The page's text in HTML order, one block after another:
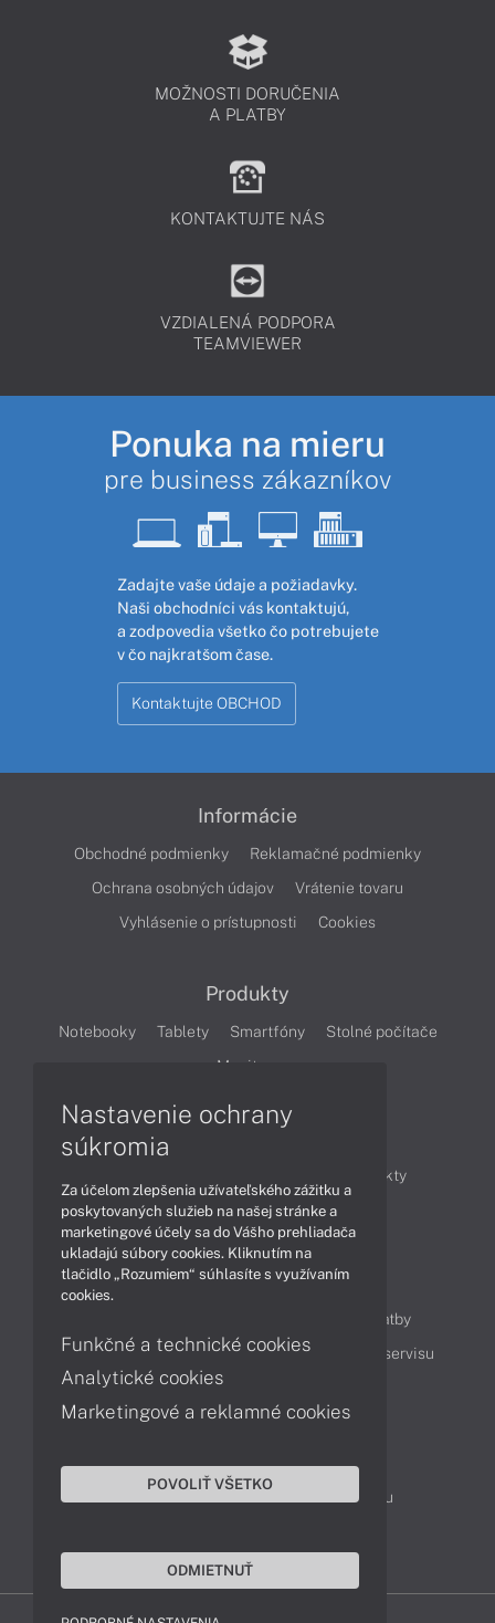
MOŽNOSTI DORUČENIA
A PLATBY
KONTAKTUJTE NÁS
VZDIALENÁ PODPORA
TEAMVIEWER
Ponuka na mieru
pre business zákazníkov
Zadajte vaše údaje a požiadavky.
Naši obchodníci vás kontaktujú,
a zodpovedia všetko čo potrebujete
v čo najkratšom čase.
Kontaktujte OBCHOD
Informácie
Obchodné podmienky
Reklamačné podmienky
Ochrana osobných údajov
Vrátenie tovaru
Vyhlásenie o prístupnosti
Cookies
Produkty
Notebooky Tablety Smartfóny
Stolné počítače
Monitory
Produkty
Technológie
Videá
Obsah
Možnosti doručenia a platby
Podpora a servis
Servisné služby Cenník servisu
Kontakty
043 4224 771
Obchodné oddelenie
Reklamácia tovaru
Nastavenie ochrany
súkromia
Za účelom zlepšenia užívateľského zážitku a
poskytovaných služieb na našej stránke a
marketingové účely sa do Vášho prehliadača
ukladajú súbory cookies. Kliknutím na
tlačidlo „Rozumiem“ súhlasíte s využívaním
cookies.
Funkčné a technické cookies
Analytické cookies
Marketingové a reklamné cookies
POVOLIŤ VŠETKO
ODMIETNUŤ